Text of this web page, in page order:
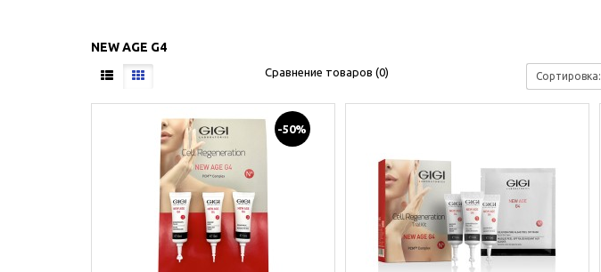
NEW AGE G4
Сравнение товаров (0) Сортировка:
-50%